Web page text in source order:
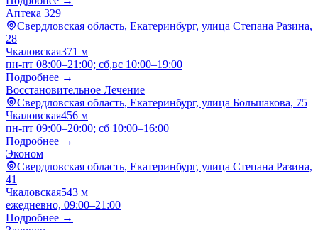
Аптека 329
Свердловская область, Екатеринбург, улица Степана Разина,
28
Чкаловская371 м
пн-пт 08:00–21:00; сб,вс 10:00–19:00
Подробнее →
Восстановительное Лечение
Свердловская область, Екатеринбург, улица Большакова, 75
Чкаловская456 м
пн-пт 09:00–20:00; сб 10:00–16:00
Подробнее →
Эконом
Свердловская область, Екатеринбург, улица Степана Разина,
41
Чкаловская543 м
ежедневно, 09:00–21:00
Подробнее →